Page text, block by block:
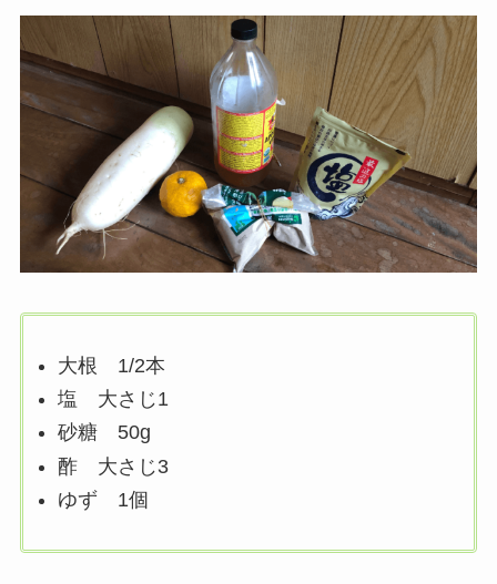
大根 1/2本
塩 大さじ1
砂糖 50g
酢 大さじ3
ゆず 1個